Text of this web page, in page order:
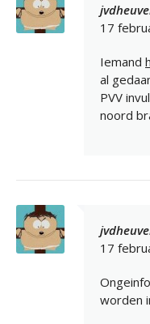
17
Iemand
al
PVV
noord
17
worden